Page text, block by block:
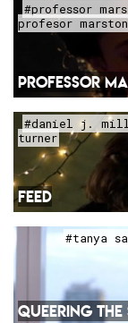
#professor
profesor marston
PROFESSOR
#daniel j.
turner
FEED
#tanya
QUEERING THE